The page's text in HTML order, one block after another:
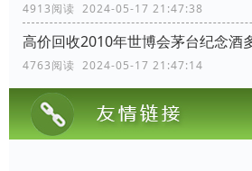
4913阅读 2024-05-17 21:47:38
高价回收2010年世博会茅台纪念酒
4763阅读 2024-05-17 21:47:14